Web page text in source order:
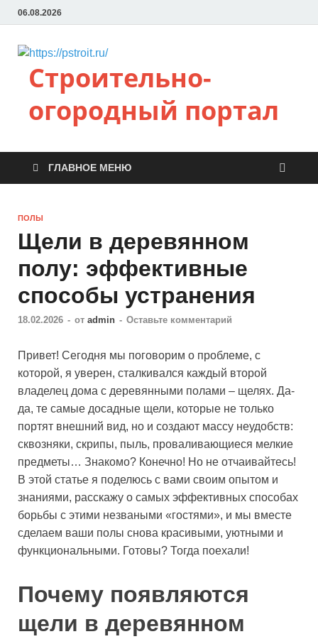
06.08.2026
Строительно-
огородный портал
ГЛАВНОЕ МЕНЮ
ПОЛЫ
Щели в деревянном
полу: эффективные
способы устранения
18.02.2026 - от admin - Оставьте комментарий
Привет! Сегодня мы поговорим о проблеме, с
которой, я уверен, сталкивался каждый второй
владелец дома с деревянными полами – щелях. Да-
да, те самые досадные щели, которые не только
портят внешний вид, но и создают массу неудобств:
сквозняки, скрипы, пыль, проваливающиеся мелкие
предметы… Знакомо? Конечно! Но не отчаивайтесь!
В этой статье я поделюсь с вами своим опытом и
знаниями, расскажу о самых эффективных способах
борьбы с этими незваными «гостями», и мы вместе
сделаем ваши полы снова красивыми, уютными и
функциональными. Готовы? Тогда поехали!
Почему появляются
щели в деревянном